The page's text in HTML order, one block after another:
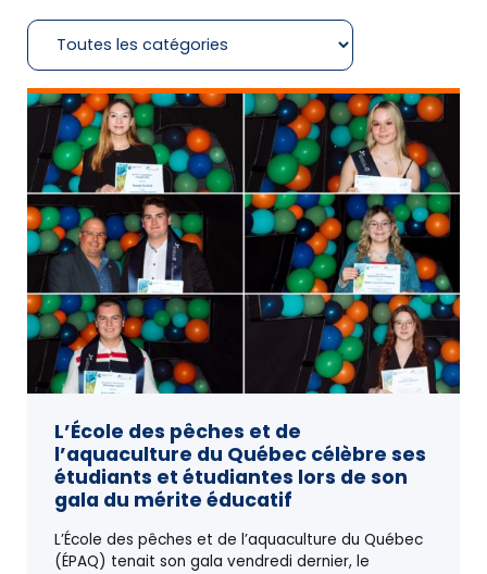
L’École des pêches et de
l’aquaculture du Québec célèbre ses
étudiants et étudiantes lors de son
gala du mérite éducatif
L’École des pêches et de l’aquaculture du Québec
(ÉPAQ) tenait son gala vendredi dernier, le